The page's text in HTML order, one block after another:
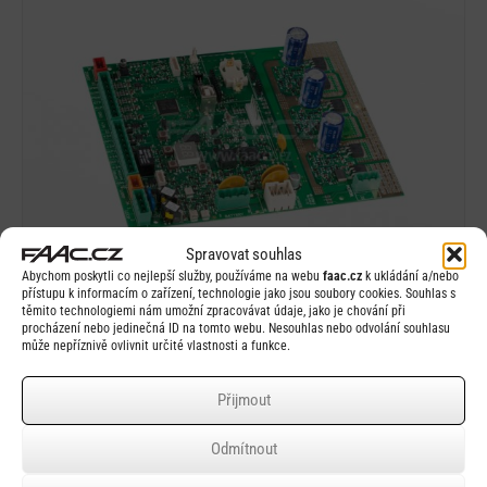
Spravovat souhlas
Abychom poskytli co nejlepší služby, používáme na webu faac.cz k ukládání a/nebo
přístupu k informacím o zařízení, technologie jako jsou soubory cookies. Souhlas s
těmito technologiemi nám umožní zpracovávat údaje, jako je chování při
procházení nebo jedinečná ID na tomto webu. Nesouhlas nebo odvolání souhlasu
může nepříznivě ovlivnit určité vlastnosti a funkce.
Přijmout
Odmítnout
Rychlý náhled
FAAC E680